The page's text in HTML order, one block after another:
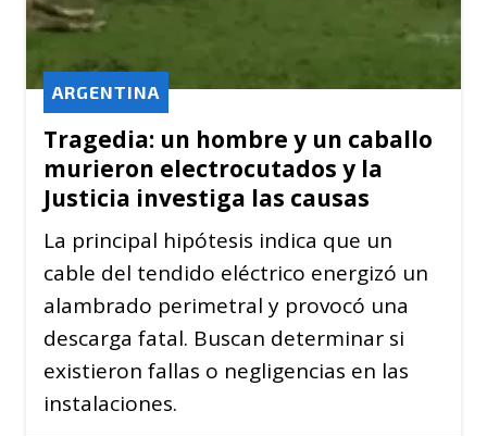
Tragedia: un hombre y un caballo
murieron electrocutados y la
Justicia investiga las causas
ARGENTINA
La principal hipótesis indica que un
cable del tendido eléctrico energizó un
alambrado perimetral y provocó una
descarga fatal. Buscan determinar si
existieron fallas o negligencias en las
instalaciones.